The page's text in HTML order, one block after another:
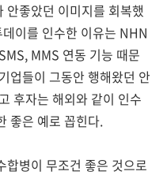
안좋았던 이미지를 회복했
이를 인수한 이유는 NHN
MMS 연동 기능 때문
업들이 그동안 행해왔던 안
후자는 해외와 같이 인수
좋은 예로 꼽힌다.
합병이 무조건 좋은 것으로